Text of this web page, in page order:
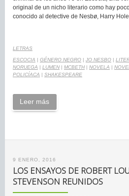
original de un nicho literario como hay
conocido al detective de Nesbø, Harry Hole.
LETRAS
ESCOCIA | GÉNERO NEGRO | JO NESBO |
NORUEGA | LUMEN | MCBETH | NOVELA |
POLICÍACA | SHAKESPEARE
Leer más
9 ENERO, 2016
LOS ENSAYOS DE ROBERT
STEVENSON REUNIDOS